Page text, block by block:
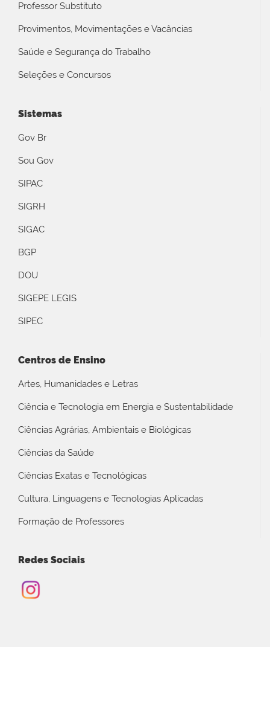
Professor Substituto
Provimentos, Movimentações e Vacâncias
Saúde e Segurança do Trabalho
Seleções e Concursos
Sistemas
Gov Br
Sou Gov
SIPAC
SIGRH
SIGAC
BGP
DOU
SIGEPE LEGIS
SIPEC
Centros de Ensino
Artes, Humanidades e Letras
Ciência e Tecnologia em Energia e Sustentabilidade
Ciências Agrárias, Ambientais e Biológicas
Ciências da Saúde
Ciências Exatas e Tecnológicas
Cultura, Linguagens e Tecnologias Aplicadas
Formação de Professores
Redes Sociais